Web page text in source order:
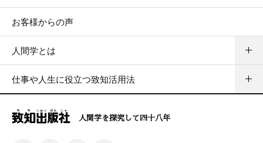
お客様からの声
人間学とは
仕事や人生に役立つ致知活用法
人間学を探究して四十八年